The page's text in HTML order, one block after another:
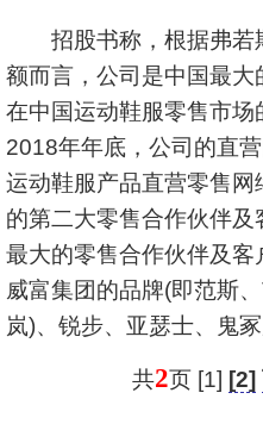
招股书称，根据弗若
额而言，公司是中国最
在中国运动鞋服零售市
2018年年底，公司的直
运动鞋服产品直营零售
的第二大零售合作伙伴
最大的零售合作伙伴及客
威富集团的品牌(即范斯
岚)、锐步、亚瑟士、鬼
共2页 [1] [2]